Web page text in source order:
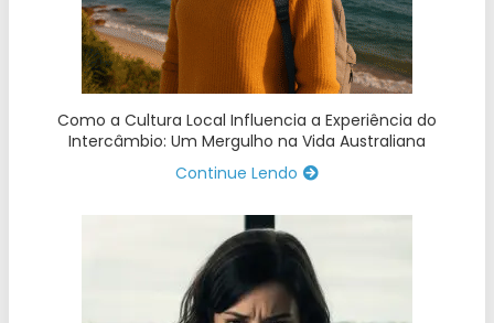
Como a Cultura Local Influencia a Experiência do
Intercâmbio: Um Mergulho na Vida Australiana
Continue Lendo